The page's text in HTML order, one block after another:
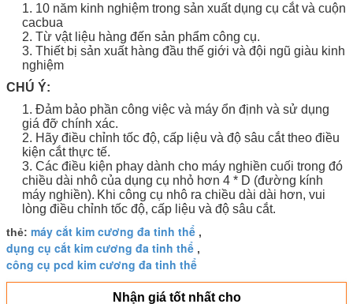
1. 10 năm kinh nghiệm trong sản xuất dụng cụ cắt và cuộn
cacbua
2. Từ vật liệu hàng đến sản phẩm công cụ.
3. Thiết bị sản xuất hàng đầu thế giới và đội ngũ giàu kinh
nghiệm
CHÚ Ý:
1. Đảm bảo phần công việc và máy ổn định và sử dụng
giá đỡ chính xác.
2. Hãy điều chỉnh tốc độ, cấp liệu và độ sâu cắt theo điều
kiện cắt thực tế.
3. Các điều kiện phay dành cho máy nghiền cuối trong đó
chiều dài nhô của dụng cụ nhỏ hơn 4 * D (đường kính
máy nghiền). Khi công cụ nhô ra chiều dài dài hơn, vui
lòng điều chỉnh tốc độ, cấp liệu và độ sâu cắt.
thẻ: máy cắt kim cương đa tinh thể ,
dụng cụ cắt kim cương đa tinh thể ,
công cụ pcd kim cương đa tinh thể
Nhận giá tốt nhất cho